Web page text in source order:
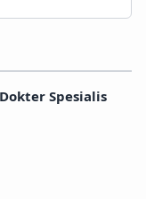
Spesialis